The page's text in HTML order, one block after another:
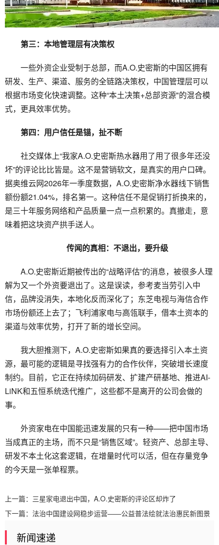
第三：本地管理层有决策权
一些外资企业受制于总部，而A.O.史密斯的中国区拥有
研发、生产、渠道、服务的全链路决策权，中国管理层可以
根据市场变化快速调整。这种“本土决策+总部资源"的混合模
式，更具效率优势。
第四：用户信任是锚，扯不断
社交媒体上“我家A.O.史密斯热水器用了用了很多年还没
坏”的评论比比皆是。这不是营销软文，是真实的用户口碑。
据奥维云网2026年一季度数据，A.O.史密斯净水器线下销售
额份额21.04%，排名第一。这种信任不是促销打折换来的，
是三十年服务网络和产品质量一点一点积累的。真撤走，意
味着把这块资产拱手送人。
传闻的真相：不退出，要升级
A.O.史密斯近期被传出的“战略评估”的消息，被很多人理
解为又一个外资要退出了。这是误读，参考麦当劳引入中
信，品牌没消失，本地化反而深化了；东芝电视与海信合作
市场份额还上去了；飞利浦家电与高瓴联手，借本土资本的
渠道与效率优势，打开了新的增长空间。
我大胆推测下，A.O.史密斯如果真的要选择引入本土资
源，最可能的逻辑是寻找强有力的合作伙伴，突破增长速度
制约。目前，它正在持续加码研发、扩建产研基地、推进AI-
LiNK和五恒系统迭代推广，这些都不是离开的公司会做的
事。
外资家电在中国能迅速发展的只有一种——把中国市场
当成真正的主场，而不只是“销售区域”。轻资产、总部主导、
研发不本土化这套逻辑，在增量时代可以活，但在存量竞争
的今天是一张单程票。
上一篇： 三星家电退出中国，A.O.史密斯的评论区却炸了
下一篇： 法治中国建设网稳步运营——公益普法绘就法治惠民新图景
新闻速递